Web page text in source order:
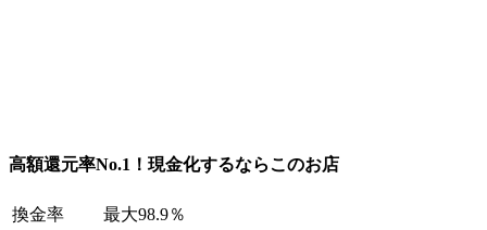
高額還元率No.1！現金化するならこのお店
換金率
最大98.9％